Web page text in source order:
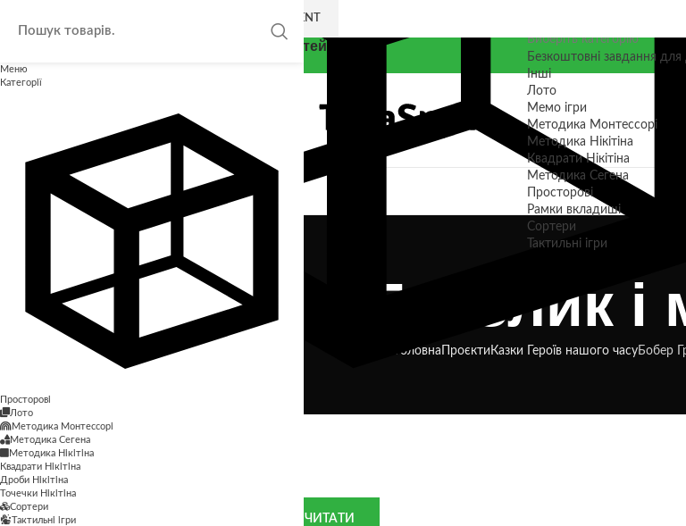
SKIP TO MAIN CONTENT
Thea Smart - Експерт у розвитку дітей
Виберіть категорію
Безкоштовні завдання для
Інші
Лото
Мемо ігри
Методика Монтессорі
Методика Нікітіна
Квадрати Нікітіна
Методика Сегена
Просторові
Рамки вкладиші
Сортери
Тактильні ігри
Лото
Методика Монтессорі
Методика Сегена
Бобер Греблик і
Головна Проєкти Казки Героїв нашого часуБобер
ЧИТАТИ
Меню
Категорії
Просторові
Лото
Методика Монтессорі
Методика Сегена
Методика Нікітіна
Квадрати Нікітіна
Дроби Нікітіна
Точечки Нікітіна
Сортери
Тактильні ігри